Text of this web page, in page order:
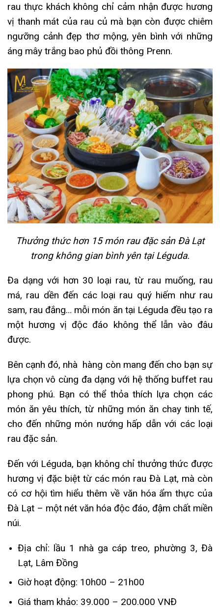
rau thực khách không chỉ cảm nhận được hương
vị thanh mát của rau củ mà bạn còn được chiêm
ngưỡng cảnh đẹp thơ mộng, yên bình với những
áng mây trắng bao phủ đồi thông Prenn.
Thưởng thức hơn 15 món rau đặc sản Đà Lạt
trong không gian bình yên tại Léguda.
Đa dạng với hơn 30 loại rau, từ rau muống, rau
má, rau dền đến các loại rau quý hiếm như rau
sam, rau đắng… mỗi món ăn tại Léguda đều tạo ra
một hương vị độc đáo không thể lẫn vào đâu
được.
Bên cạnh đó, nhà hàng còn mang đến cho bạn sự
lựa chọn vô cùng đa dạng với hệ thống buffet rau
phong phú. Bạn có thể thỏa thích lựa chọn các
món ăn yêu thích, từ những món ăn chay tinh tế,
cho đến những món nướng hấp dẫn với các loại
rau đặc sản.
Đến với Léguda, bạn không chỉ thưởng thức được
hương vị đặc biệt từ các món rau Đà Lạt, mà còn
có cơ hội tìm hiểu thêm về văn hóa ẩm thực của
Đà Lạt – một nét văn hóa độc đáo, đậm chất miền
núi.
Địa chỉ: lầu 1 nhà ga cáp treo, phường 3, Đà
Lạt, Lâm Đồng
Giờ hoạt động: 10h00 – 21h00
Giá tham khảo: 39.000 – 200.000 VNĐ